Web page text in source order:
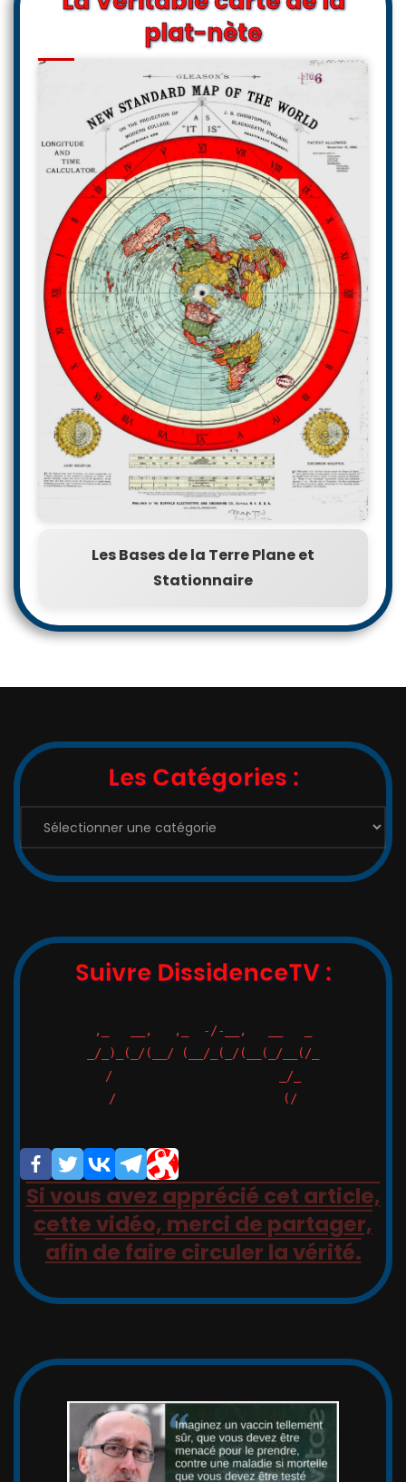
plat-nète
Les Bases de la Terre Plane et
Stationnaire
Les Catégories :
Suivre DissidenceTV :
,_   __,   ,_  -/-__,   __   _
_/_)_(_/(__/ (__/_(_/(__(_/__(/_
/                       _/_
/                       (/
Si vous avez apprécié cet article,
cette vidéo, merci de partager,
afin de faire circuler la vérité.